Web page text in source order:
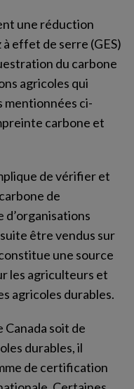
une réduction
effet de serre (GES)
du carbone
agricoles qui
ci-
carbone et
de vérifier et
de
d’organisations
être vendus sur
une source
les agriculteurs et
agricoles durables.
Canada soit de
durables, il
de certification